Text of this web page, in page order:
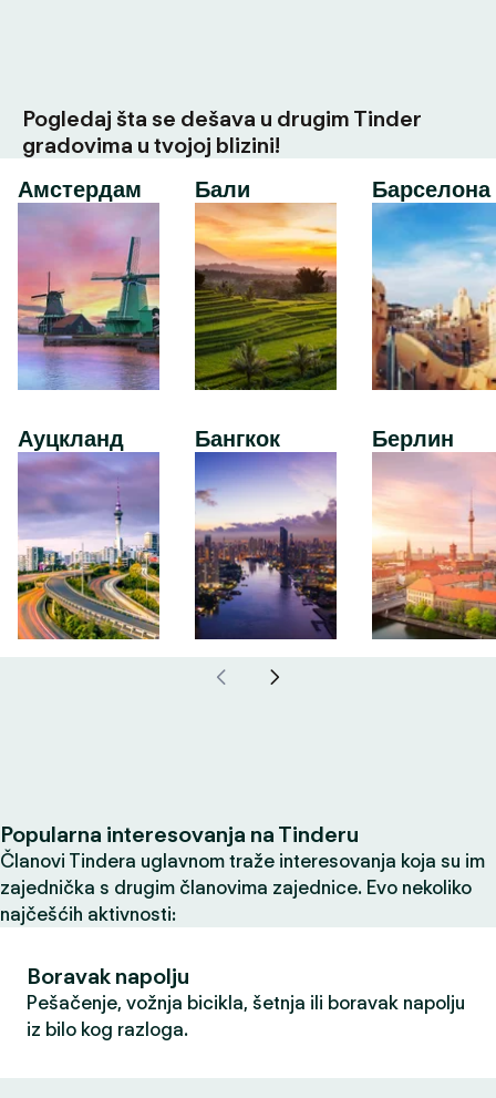
Pogledaj šta se dešava u drugim Tinder
gradovima u tvojoj blizini!
Амстердам
Ауцкланд
Бали
Бангкок
Барселона
Берлин
Popularna interesovanja na Tinderu
Članovi Tindera uglavnom traže interesovanja koja su im
zajednička s drugim članovima zajednice. Evo nekoliko
najčešćih aktivnosti:
Boravak napolju
Pešačenje, vožnja bicikla, šetnja ili boravak napolju
iz bilo kog razloga.